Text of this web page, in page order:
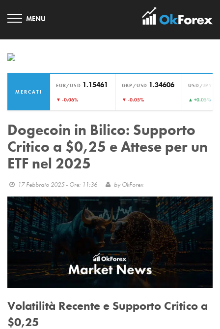
MERCATI
EUR/USD 1.15461
▼ -0.06%
GBP/USD 1.34606
▼ -0.05%
USD/JPY
▲ +0.05%›
Dogecoin in Bilico: Supporto
Critico a $0,25 e Attese per un
ETF nel 2025
17 Febbraio 2025 - Ore: 11:36 by OkForex
Volatilità Recente e Supporto Critico a
$0,25